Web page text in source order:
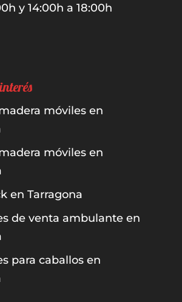
y 14:00h a 18:00h
móviles en
móviles en
en Tarragona
de venta ambulante en
para caballos en